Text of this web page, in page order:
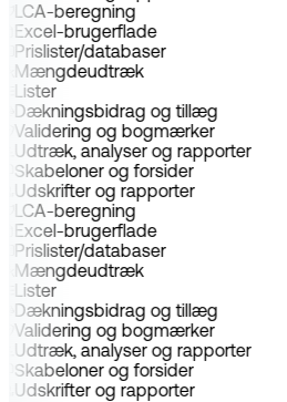
LCA-beregning
Excel-brugerflade
Prislister/databaser
Mængdeudtræk
Lister
Dækningsbidrag og tillæg
Validering og bogmærker
Udtræk, analyser og rapporter
Skabeloner og forsider
Udskrifter og rapporter
LCA-beregning
Excel-brugerflade
Prislister/databaser
Mængdeudtræk
Lister
Dækningsbidrag og tillæg
Validering og bogmærker
Udtræk, analyser og rapporter
Skabeloner og forsider
Udskrifter og rapporter